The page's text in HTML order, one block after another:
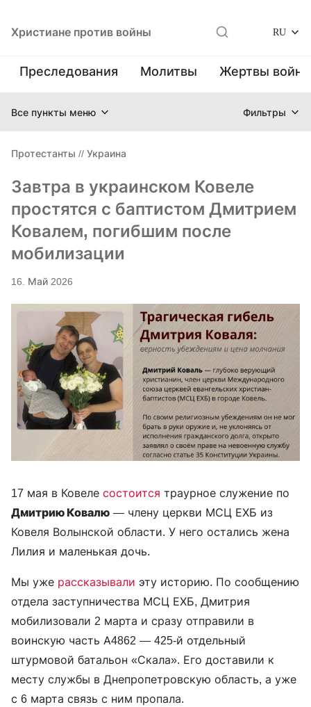
Христиане против войны RU
Преследования Молитвы Жертвы
Все пункты меню Фильтры
Протестанты // Украина
Завтра в украинском Ковеле
простятся с баптистом Дмитрием
Ковалем, погибшим после
мобилизации
16. Май 2026
17 мая в Ковеле состоится траурное служение по
Дмитрию Ковалю — члену церкви МСЦ ЕХБ из
Ковеля Волынской области. У него остались жена
Лилия и маленькая дочь.
Мы уже рассказывали эту историю. По сообщению
отдела заступничества МСЦ ЕХБ, Дмитрия
мобилизовали 2 марта и сразу отправили в
воинскую часть А4862 — 425-й отдельный
штурмовой батальон «Скала». Его доставили к
месту службы в Днепропетровскую область, а уже
с 6 марта связь с ним пропала.